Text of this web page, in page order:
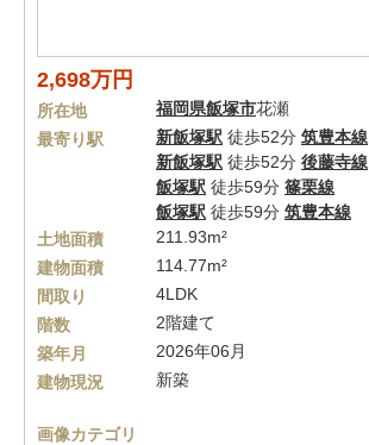
2,698万円
所在地 福岡県飯塚市花瀬
最寄り駅
新飯塚駅 徒歩52分 筑豊本線
新飯塚駅 徒歩52分 後藤寺線
飯塚駅 徒歩59分 篠栗線
飯塚駅 徒歩59分 筑豊本線
土地面積
211.93m²
建物面積
114.77m²
間取り
4LDK
階数
2階建て
築年月
2026年06月
建物現況
新築
画像カテゴリ